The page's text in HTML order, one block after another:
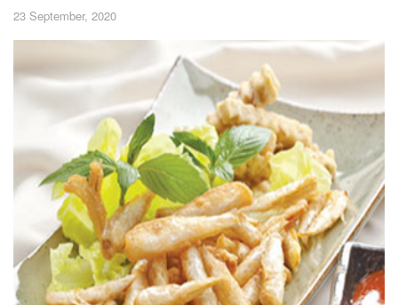
23 September, 2020